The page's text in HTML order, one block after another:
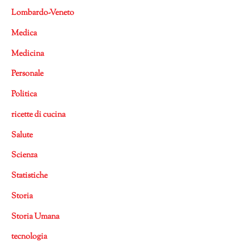
Lombardo-Veneto
Medica
Medicina
Personale
Politica
ricette di cucina
Salute
Scienza
Statistiche
Storia
Storia Umana
tecnologia